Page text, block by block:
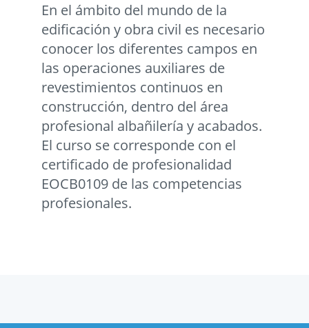
En el ámbito del mundo de la
edificación y obra civil es necesario
conocer los diferentes campos en
las operaciones auxiliares de
revestimientos continuos en
construcción, dentro del área
profesional albañilería y acabados.
El curso se corresponde con el
certificado de profesionalidad
EOCB0109 de las competencias
profesionales.